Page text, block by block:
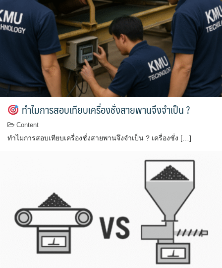
ทำไมการสอบเทียบเครื่องชั่งสายพานจึงจำเป็น ?
Content
ทำไมการสอบเทียบเครื่องชั่งสายพานจึงจำเป็น ? เครื่องชั่ง […]